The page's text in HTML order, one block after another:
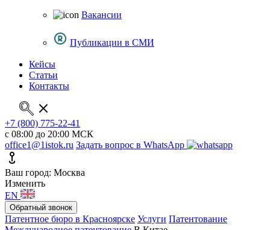
Вакансии
Публикации в СМИ
Кейсы
Статьи
Контакты
+7 (800) 775-22-41
с 08:00 до 20:00 МСК
office1@1istok.ru Задать вопрос в WhatsApp
Ваш город: Москва
Изменить
EN
Обратный звонок
Патентное бюро в Красноярске Услуги Патентование